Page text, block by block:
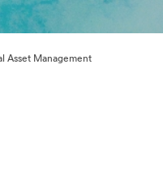
Asset Management